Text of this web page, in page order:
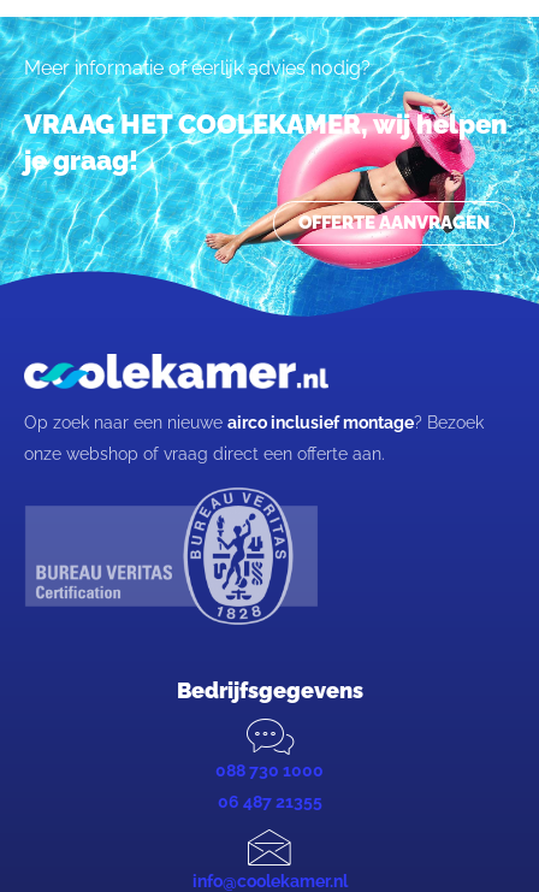
Meer informatie of eerlijk advies nodig?
VRAAG HET COOLEKAMER, wij helpen
je graag!
OFFERTE AANVRAGEN
Op zoek naar een nieuwe airco inclusief montage? Bezoek
onze webshop of vraag direct een offerte aan.
Bedrijfsgegevens
088 730 1000
06 487 21355
info@coolekamer.nl